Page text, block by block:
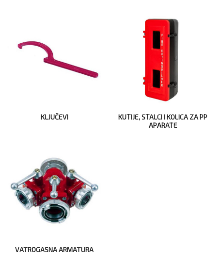
KLJUČEVI
KUTIJE, STALCI I KOLICA ZA PP
APARATE
VATROGASNA ARMATURA